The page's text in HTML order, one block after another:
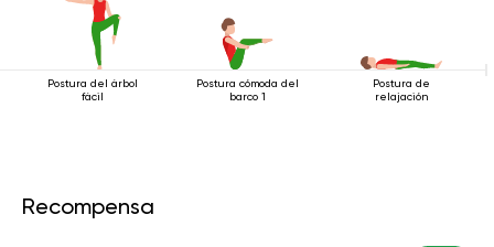
Postura del árbol
fácil
Postura cómoda del
barco 1
Postura de
relajación
Recompensa